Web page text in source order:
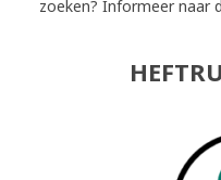
zoeken? Informeer naar